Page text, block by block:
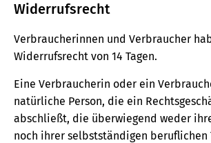
Widerrufsrecht
Verbraucherinnen und Verbraucher
Widerrufsrecht von 14 Tagen.
Eine Verbraucherin oder ein
natürliche Person, die ein
abschließt, die überwiegend weder
noch ihrer selbstständigen beruflichen